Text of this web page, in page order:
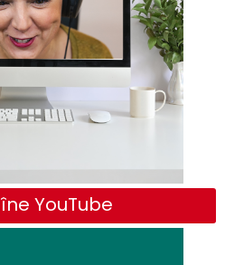
YouTube